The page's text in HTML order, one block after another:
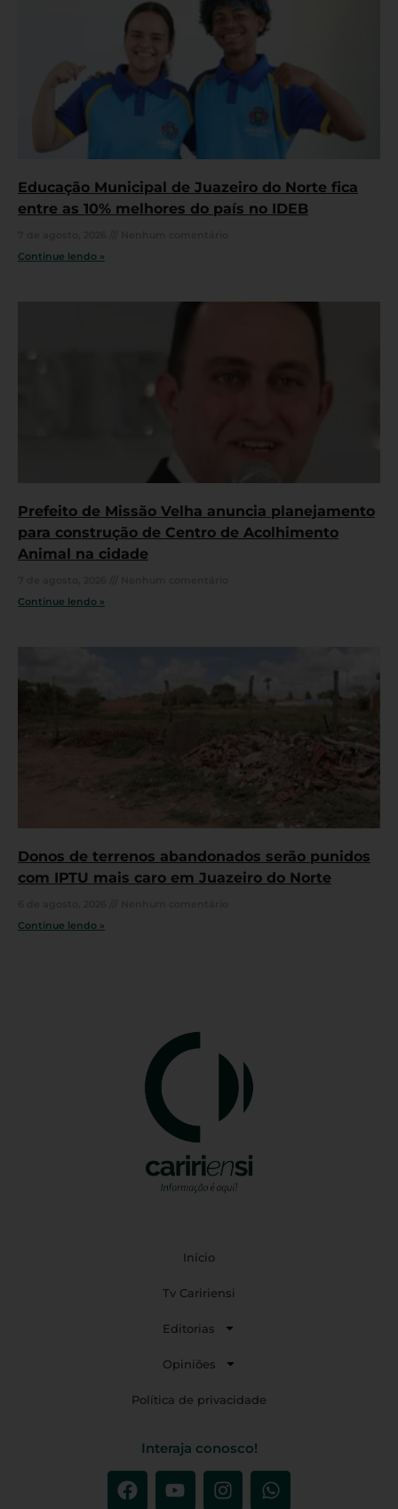
Educação Municipal de Juazeiro do Norte fica
entre as 10% melhores do país no IDEB
Continue lendo »
Prefeito de Missão Velha anuncia planejamento
para construção de Centro de Acolhimento
Animal na cidade
Continue lendo »
Donos de terrenos abandonados serão punidos
com IPTU mais caro em Juazeiro do Norte
Continue lendo »
Início
Tv Caririensi
Editorias
Opiniões
Política de privacidade
Interaja conosco!
F
a
Y
o
I
n
W
h